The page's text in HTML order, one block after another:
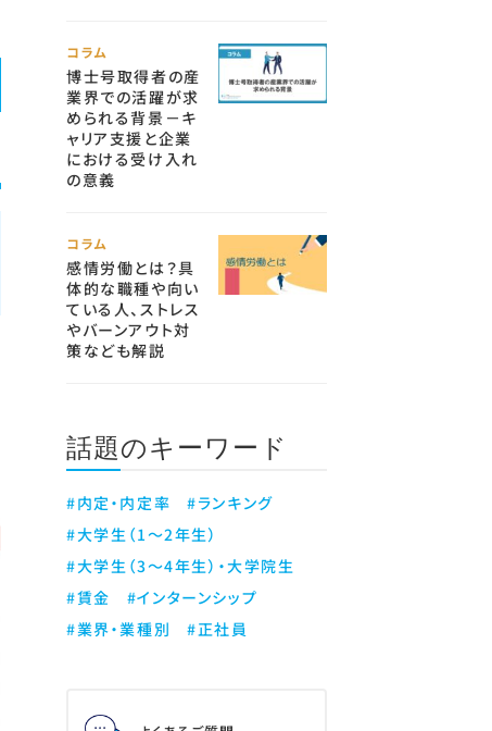
コラム
博士号取得者の産
業界での活躍が求
められる背景－キ
ャリア支援と企業
における受け入れ
の意義
コラム
感情労働とは？具
体的な職種や向い
ている人、ストレス
やバーンアウト対
策なども解説
話題のキーワード
#内定・内定率
#ランキング
#大学生（1～2年生）
#大学生（3～4年生）・大学院生
#賃金
#インターンシップ
#業界・業種別
#正社員